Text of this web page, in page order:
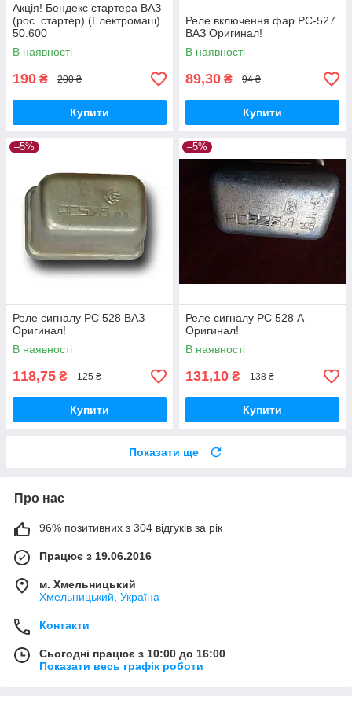
Акція! Бендекс стартера ВАЗ
(рос. стартер) (Електромаш)
50.600
В наявності
190 ₴ 200 ₴
Купити
Реле включення фар РС-527
ВАЗ Оригинал!
В наявності
89,30 ₴ 94 ₴
Купити
–5%
Реле сигналу РС 528 ВАЗ
Оригинал!
В наявності
118,75 ₴ 125 ₴
Купити
–5%
Реле сигналу РС 528 А
Оригинал!
В наявності
131,10 ₴ 138 ₴
Купити
Показати ще
Про нас
96% позитивних з 304 відгуків за рік
Працює з 19.06.2016
м. Хмельницький
Хмельницький, Україна
Контакти
Сьогодні працює з 10:00 до 16:00
Показати весь графік роботи